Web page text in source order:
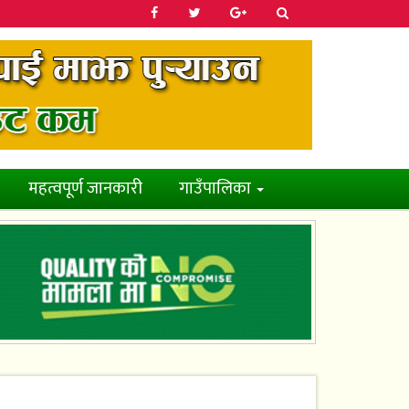
महत्वपूर्ण जानकारी गाउँपालिका